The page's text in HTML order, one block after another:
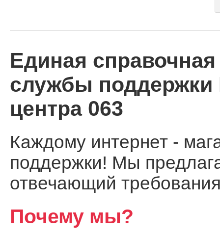
Единая
службы поддержки
центра 063
Каждому интернет -
поддержки! Мы
отвечающий
Почему мы?